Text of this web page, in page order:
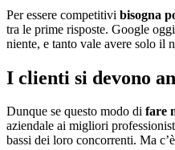
Per essere competitivi bisogna
tra le prime risposte. Google
niente, e tanto vale avere solo il
I clienti si devono
Dunque se questo modo di fare
aziendale ai migliori
bassi dei loro concorrenti. Ma